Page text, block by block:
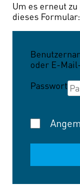
Um es erneut
dieses Formular:
oder E-
Passwort